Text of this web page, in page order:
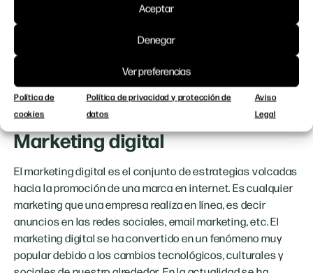
Aceptar
Denegar
Ver preferencias
Política de
cookies
Política de privacidad y protección de
datos
Aviso
Legal
consumido tu publicidad, ni qué tipo de anuncio es más
efectivo.
-Resulta mucho más complicado editar el contenido una
vez publicado.
-Puede resultar más caro que el digital.
-Es más difícil de dirigir a un público especifico que el
digital.
Marketing digital
El marketing digital es el conjunto de estrategias volcadas
hacia la promoción de una marca en internet. Es cualquier
marketing que una empresa realiza en línea, es decir
anuncios en las redes sociales, email marketing, etc. El
marketing digital se ha convertido en un fenómeno muy
popular debido a los cambios tecnológicos, culturales y